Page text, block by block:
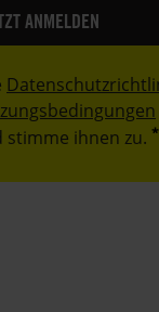
stimme ihnen zu.